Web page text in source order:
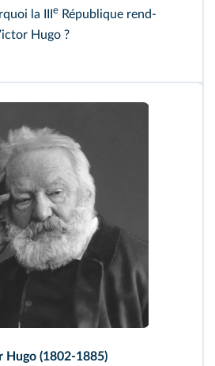
la III e République rend-
Hugo ?
Hugo (1802-1885)